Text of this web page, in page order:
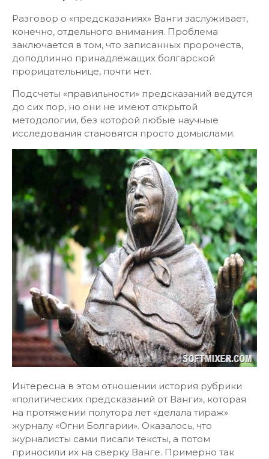
Разговор о «предсказаниях» Ванги заслуживает,
конечно, отдельного внимания. Проблема
заключается в том, что записанных пророчеств,
доподлинно принадлежащих болгарской
прорицательнице, почти нет.
Подсчеты «правильности» предсказаний ведутся
до сих пор, но они не имеют открытой
методологии, без которой любые научные
исследования становятся просто домыслами.
Интересна в этом отношении история рубрики
«политических предсказаний от Ванги», которая
на протяжении полутора лет «делала тираж»
журналу «Огни Болгарии». Оказалось, что
журналисты сами писали тексты, а потом
приносили их на сверку Ванге. Примерно так